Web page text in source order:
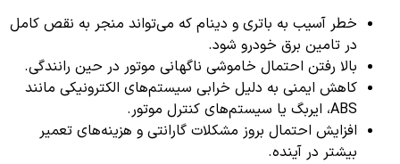
خطر آسیب به باتری و دینام که می‌تواند منجر به نقص کامل
در تامین برق خودرو شود.
بالا رفتن احتمال خاموشی ناگهانی موتور در حین رانندگی.
کاهش ایمنی به دلیل خرابی سیستم‌های الکترونیکی مانند
ABS، ایربگ یا سیستم‌های کنترل موتور.
افزایش احتمال بروز مشکلات گارانتی و هزینه‌های تعمیر
بیشتر در آینده.